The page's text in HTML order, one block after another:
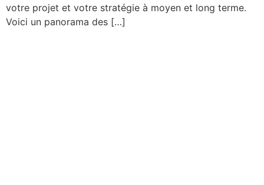
votre projet et votre stratégie à moyen et long terme.
Voici un panorama des […]